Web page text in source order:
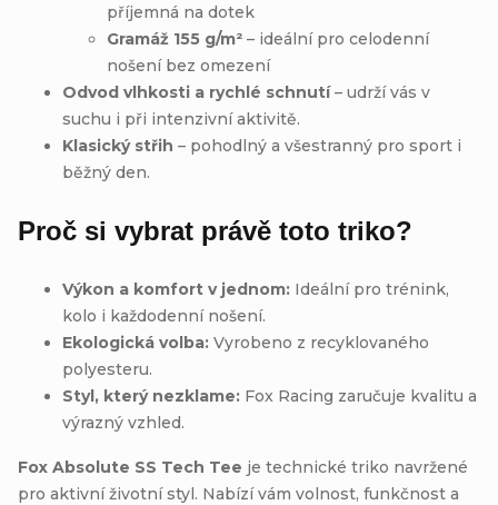
příjemná na dotek
Gramáž 155 g/m² – ideální pro celodenní
nošení bez omezení
Odvod vlhkosti a rychlé schnutí– udrží vás v
suchu i při intenzivní aktivitě.
Klasický střih – pohodlný a všestranný pro sport i
běžný den.
Proč si vybrat právě toto triko?
Výkon a komfort v jednom: Ideální pro trénink,
kolo i každodenní nošení.
Ekologická volba: Vyrobeno z recyklovaného
polyesteru.
Styl, který nezklame: Fox Racing zaručuje kvalitu a
výrazný vzhled.
Fox Absolute SS Tech Tee je technické triko navržené
pro aktivní životní styl. Nabízí vám volnost, funkčnost a